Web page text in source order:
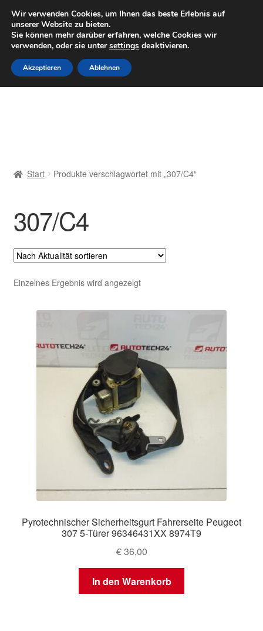
LIEFERUNG ab 6 EUR
Mo–Fr 9–16 Uhr · 0175 7465658
Zur
Navigation
springen
Zum
Inhalt
springen
Datenschutz-Bestimmungen
Impressum
Kasse
Kontakt
Lieferung
Weltweiter Versand
Zahlungen
Start Produkte verschlagwortet mit „307/C4“
307/C4
Einzelnes Ergebnis wird angezeigt
Pyrotechnischer Sicherheitsgurt Fahrerseite Peugeot
307 5-Türer 96346431XX 8974T9
€36,00
In den Warenkorb
Wir verwenden Cookies, um Ihnen das beste Erlebnis auf
unserer Website zu bieten.
Sie können mehr darüber erfahren, welche Cookies wir
verwenden, oder sie untersettings deaktivieren.
Akzeptieren Ablehnen